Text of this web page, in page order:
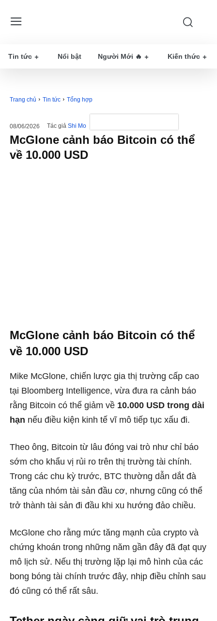
Tin tức Nổi bật Người Mới 🔥 Kiến thức
Trang chủ Tin tức Tổng hợp
08/06/2026 Tác giả Shi Mo
McGlone cảnh báo Bitcoin có thể
về 10.000 USD
McGlone cảnh báo Bitcoin có thể
về 10.000 USD
Mike McGlone, chiến lược gia thị trường cấp cao
tại Bloomberg Intelligence, vừa đưa ra cảnh báo
rằng Bitcoin có thể giảm về 10.000 USD trong dài
hạn nếu điều kiện kinh tế vĩ mô tiếp tục xấu đi.
Theo ông, Bitcoin từ lâu đóng vai trò như chỉ báo
sớm cho khẩu vị rủi ro trên thị trường tài chính.
Trong các chu kỳ trước, BTC thường dẫn dắt đà
tăng của nhóm tài sản đầu cơ, nhưng cũng có thể
trở thành tài sản đi đầu khi xu hướng đảo chiều.
McGlone cho rằng mức tăng mạnh của crypto và
chứng khoán trong những năm gần đây đã đạt quy
mô lịch sử. Nếu thị trường lặp lại mô hình của các
bong bóng tài chính trước đây, nhịp điều chỉnh sau
đó cũng có thể rất sâu.